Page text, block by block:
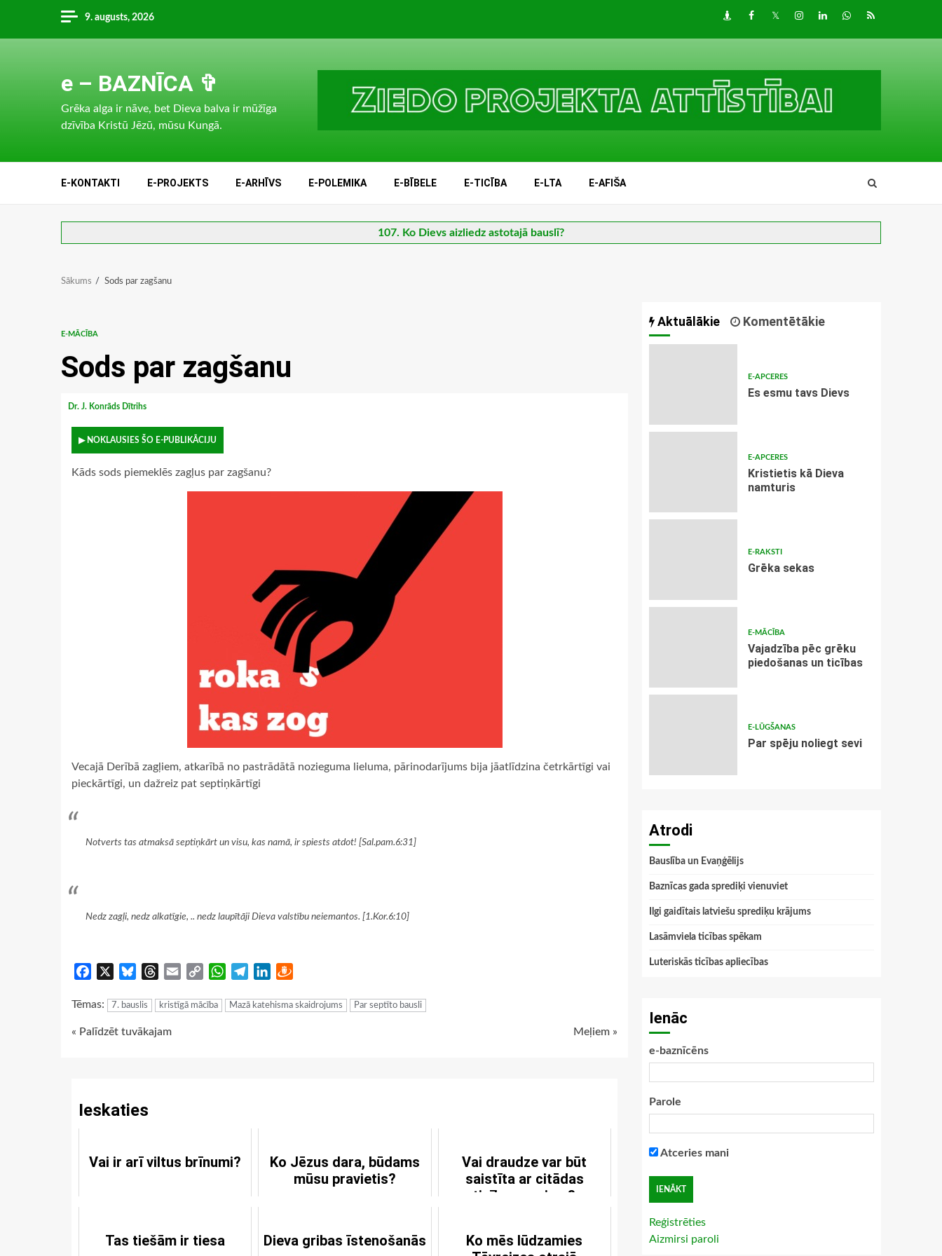
content
9. augusts, 2026 DraugiemFacebook
TwitterInstagram
LinkedInwhatsapp
RSS
e – BAZNĪCA ✞
Grēka alga ir nāve, bet Dieva balva ir mūžīga
dzīvība Kristū Jēzū, mūsu Kungā.
E-KONTAKTI E-PROJEKTS E-ARHĪVS E-POLEMIKA E-BĪBELE E-TICĪBA E-LTA E-AFIŠA
107. Ko Dievs aizliedz astotajā bauslī?
Sākums Sods par zagšanu
E-MĀCĪBA
Sods par zagšanu
Dr. J. Konrāds Dītrihs
▶ NOKLAUSIES ŠO E-PUBLIKĀCIJU
Kāds sods piemeklēs zagļus par zagšanu?
Vecajā Derībā zagļiem, atkarībā no pastrādātā nozieguma lieluma, pārinodarījums bija jāatlīdzina četrkārtīgi vai
pieckārtīgi, un dažreiz pat septiņkārtīgi
Notverts tas atmaksā septiņkārt un visu, kas namā, ir spiests atdot! [Sal.pam.6:31]
Nedz zagļi, nedz alkatīgie, .. nedz laupītāji Dieva valstību neiemantos. [1.Kor.6:10]
Facebook BlueskyThreads
Email
Copy
WhatsApp
TelegramLinkedIn
Tēmas: 7. bauslis kristīgā mācība Mazā katehisma skaidrojums Par septīto bausli
Continue
« Palīdzēt tuvākajam Meļiem »
Ieskaties
Vai ir arī viltus brīnumi?
Ko Jēzus dara, būdams
mūsu pravietis?
Vai draudze var būt
saistīta ar citādas
ticības ganiem?
Tas tiešām ir tiesa Dieva gribas īstenošanās
Ko mēs lūdzamies
Aktuālākie Komentētākie
E-APCERES
Es esmu tavs Dievs
E-APCERES
Kristietis kā Dieva
namturis
E-RAKSTI
Grēka sekas
E-MĀCĪBA
Vajadzība pēc grēku
piedošanas un ticības
E-LŪGŠANAS
Par spēju noliegt sevi
Atrodi
Bauslība un Evaņģēlijs
Baznīcas gada sprediķi vienuviet
Ilgi gaidītais latviešu sprediķu krājums
Lasāmviela ticības spēkam
Luteriskās ticības apliecības
Ienāc
e-baznīcēns
Parole
Atceries mani
Reģistrēties
Aizmirsi paroli